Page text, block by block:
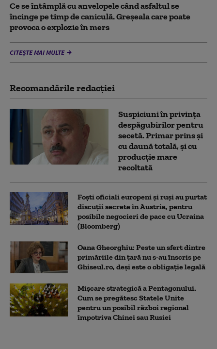
Ce se întâmplă cu anvelopele când asfaltul se
încinge pe timp de caniculă. Greșeala care poate
provoca o explozie în mers
CITEȘTE MAI MULTE
Recomandările redacţiei
Suspiciuni în privința
despăgubirilor pentru
secetă. Primar prins și
cu daună totală, și cu
producție mare
recoltată
Foști oficiali europeni și ruși au purtat
discuții secrete în Austria, pentru
posibile negocieri de pace cu Ucraina
(Bloomberg)
Oana Gheorghiu: Peste un sfert dintre
primăriile din țară nu s-au înscris pe
Ghiseul.ro, deși este o obligație legală
Mișcare strategică a Pentagonului.
Cum se pregătesc Statele Unite
pentru un posibil război regional
împotriva Chinei sau Rusiei